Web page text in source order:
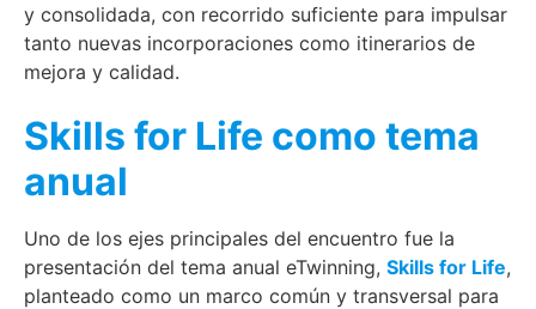
y consolidada, con recorrido suficiente para impulsar
tanto nuevas incorporaciones como itinerarios de
mejora y calidad.
Skills for Life como tema
anual
Uno de los ejes principales del encuentro fue la
presentación del tema anual eTwinning, Skills for Life,
planteado como un marco común y transversal para